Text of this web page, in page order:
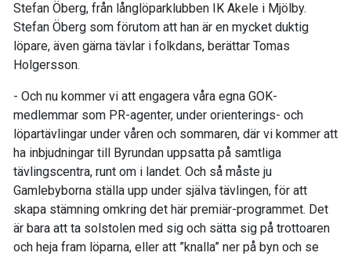
Stefan Öberg, från långlöparklubben IK Akele i Mjölby.
Stefan Öberg som förutom att han är en mycket duktig
löpare, även gärna tävlar i folkdans, berättar Tomas
Holgersson.
- Och nu kommer vi att engagera våra egna GOK-
medlemmar som PR-agenter, under orienterings- och
löpartävlingar under våren och sommaren, där vi kommer att
ha inbjudningar till Byrundan uppsatta på samtliga
tävlingscentra, runt om i landet. Och så måste ju
Gamlebyborna ställa upp under själva tävlingen, för att
skapa stämning omkring det här premiär-programmet. Det
är bara att ta solstolen med sig och sätta sig på trottoaren
och heja fram löparna, eller att ”knalla” ner på byn och se